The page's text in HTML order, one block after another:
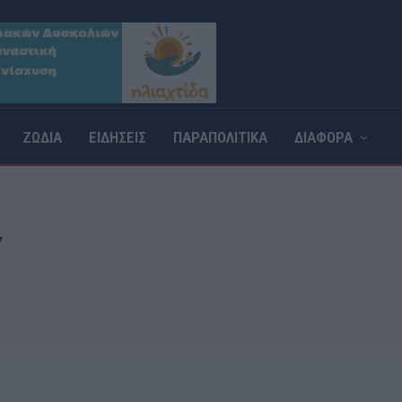
ΖΩΔΙΑ ΕΙΔΗΣΕΙΣ ΠΑΡΑΠΟΛΙΤΙΚΑ ΔΙΑΦΟΡΑ